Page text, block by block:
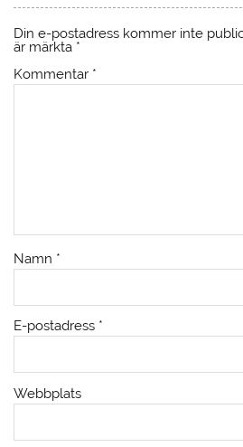
Din e-postadress kommer inte
är märkta *
Kommentar *
Namn *
E-postadress *
Webbplats